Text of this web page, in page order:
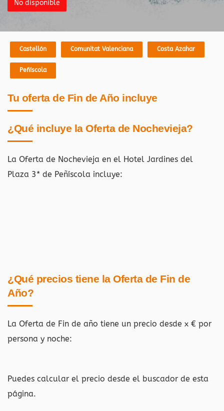
No disponible
Castellón Comunitat Valenciana Costa Azahar
Peñíscola
Tu oferta de Fin de Año incluye
¿Qué incluye la Oferta de Nochevieja?
La Oferta de Nochevieja en el Hotel Jardines del
Plaza 3* de Peñíscola incluye:
¿Qué precios tiene la Oferta de Fin de
Año?
La Oferta de Fin de año tiene un precio desde x € por
persona y noche:
Puedes calcular el precio desde el buscador de esta
página.